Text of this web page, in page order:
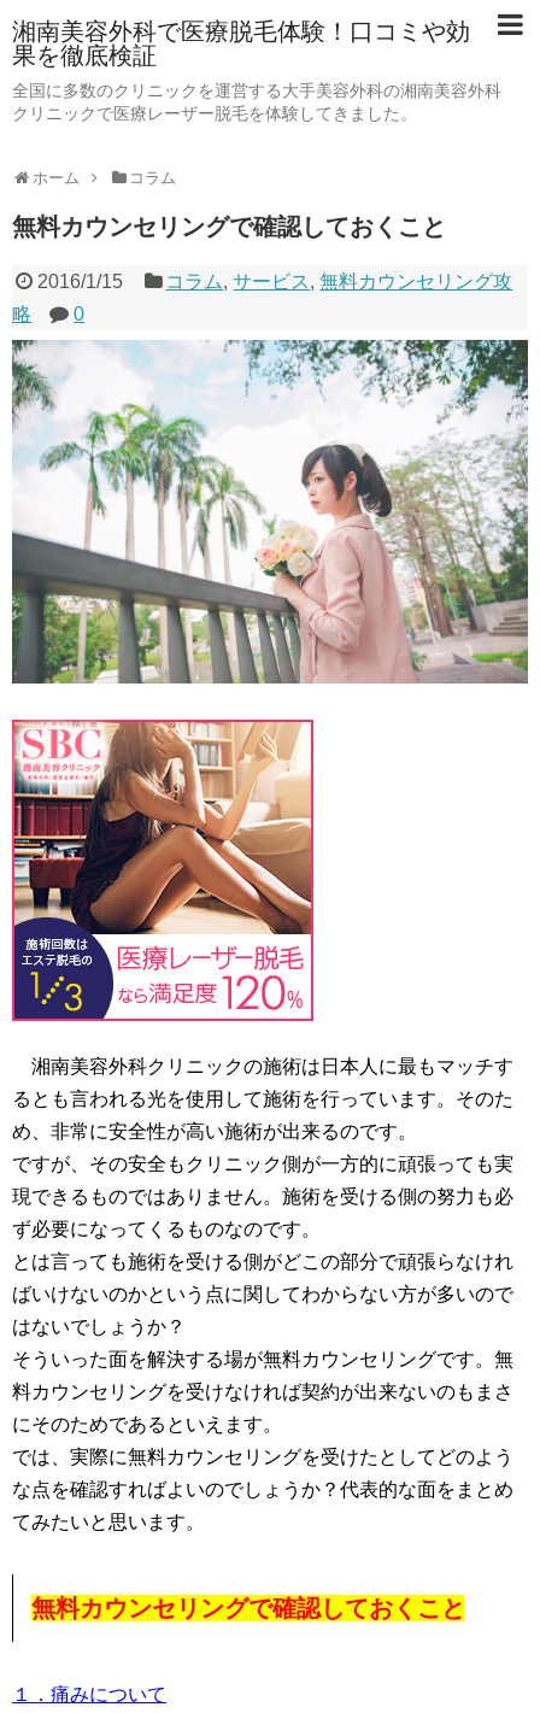
湘南美容外科で医療脱毛体験！口コミや効
果を徹底検証
全国に多数のクリニックを運営する大手美容外科の湘南美容外科
クリニックで医療レーザー脱毛を体験してきました。
ホーム コラム
無料カウンセリングで確認しておくこと
2016/1/15 コラム,サービス,無料カウンセリング攻
略
0
湘南美容外科クリニックの施術は日本人に最もマッチす
るとも言われる光を使用して施術を行っています。そのた
め、非常に安全性が高い施術が出来るのです。
ですが、その安全もクリニック側が一方的に頑張っても実
現できるものではありません。施術を受ける側の努力も必
ず必要になってくるものなのです。
とは言っても施術を受ける側がどこの部分で頑張らなけれ
ばいけないのかという点に関してわからない方が多いので
はないでしょうか？
そういった面を解決する場が無料カウンセリングです。無
料カウンセリングを受けなければ契約が出来ないのもまさ
にそのためであるといえます。
では、実際に無料カウンセリングを受けたとしてどのよう
な点を確認すればよいのでしょうか？代表的な面をまとめ
てみたいと思います。
無料カウンセリングで確認しておくこと
１．痛みについて